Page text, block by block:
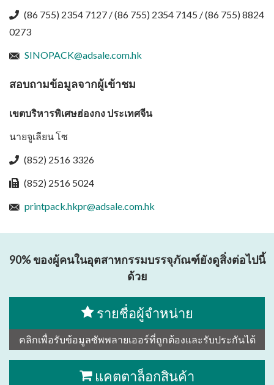
(86 755) 2354 7127 / (86 755) 2354 7145 / (86 755) 8824
0273
SINOPACK@adsale.com.hk
สอบถามข้อมูลจากผู้เข้าชม
เขตบริหารพิเศษฮ่องกง ประเทศจีน
นายจูเลียน โซ
(852) 2516 3326
(852) 2516 5024
printpack.hkpr@adsale.com.hk
90% ของผู้คนในอุตสาหกรรมบรรจุภัณฑ์ยังดูสิ่งต่อไปนี้
ด้วย
รายชื่อผู้จำหน่าย
คลิกเพื่อรับข้อมูลซัพพลายเออร์ที่ถูกต้องและรับประกันได้
แคตตาล็อกสินค้า